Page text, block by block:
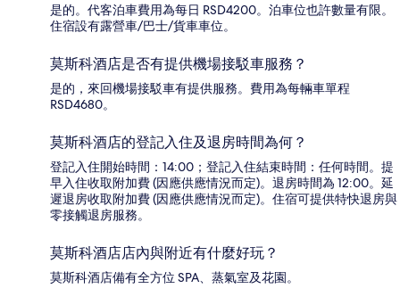
是的。代客泊車費用為每日 RSD4200。泊車位也許數量有限。
住宿設有露營車/巴士/貨車車位。
莫斯科酒店是否有提供機場接駁車服務？
是的，來回機場接駁車有提供服務。費用為每輛車單程
RSD4680。
莫斯科酒店的登記入住及退房時間為何？
登記入住開始時間：14:00；登記入住結束時間：任何時間。提
早入住收取附加費 (因應供應情況而定)。退房時間為 12:00。延
遲退房收取附加費 (因應供應情況而定)。住宿可提供特快退房與
零接觸退房服務。
莫斯科酒店店內與附近有什麼好玩？
莫斯科酒店備有全方位 SPA、蒸氣室及花園。